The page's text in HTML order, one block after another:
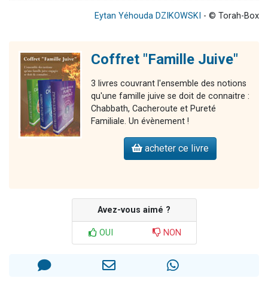
Eytan Yéhouda DZIKOWSKI - © Torah-Box
Coffret "Famille Juive"
3 livres couvrant l'ensemble des notions
qu'une famille juive se doit de connaitre :
Chabbath, Cacheroute et Pureté
Familiale. Un évènement !
acheter ce livre
Avez-vous aimé ?
OUI NON